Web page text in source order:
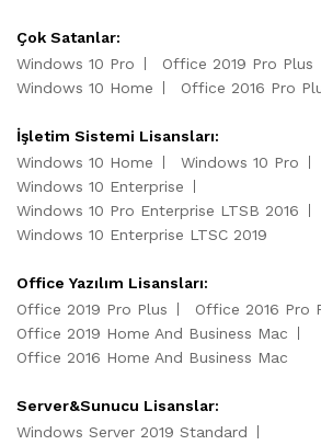
Çok Satanlar:
Windows 10 Pro
Office 2019 Pro Plus
Windows 10 Home
Office 2016 Pro
İşletim Sistemi Lisansları:
Windows 10 Home
Windows 10 Pro
Windows 10 Enterprise
Windows 10 Pro Enterprise LTSB 2016
Windows 10 Enterprise LTSC 2019
Office Yazılım Lisansları:
Office 2019 Pro Plus
Office 2016 Pro
Office 2019 Home And Business Mac
Office 2016 Home And Business Mac
Server&Sunucu Lisanslar:
Windows Server 2019 Standard